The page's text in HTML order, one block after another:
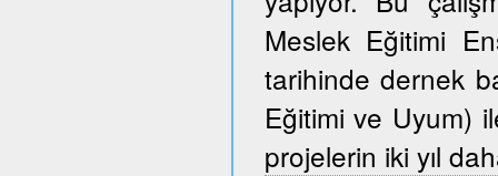
Meslek Eğitimi
tarihinde dernek
Eğitimi ve Uyum)
projelerin iki yıl